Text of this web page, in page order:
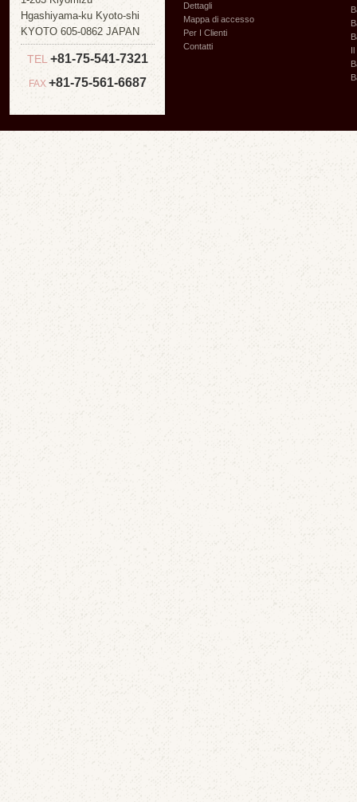
Hgashiyama-ku Kyoto-shi
KYOTO 605-0862 JAPAN
TEL +81-75-541-7321
FAX +81-75-561-6687
Dettagli
Mappa di accesso
Per I Clienti
Contatti
Il